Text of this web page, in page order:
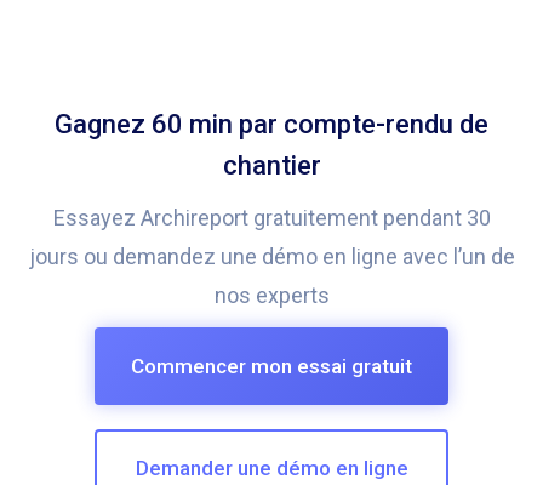
Gagnez 60 min par compte-rendu de
chantier
Essayez Archireport gratuitement pendant 30
jours ou demandez une démo en ligne avec l’un de
nos experts
Commencer mon essai gratuit
Demander une démo en ligne